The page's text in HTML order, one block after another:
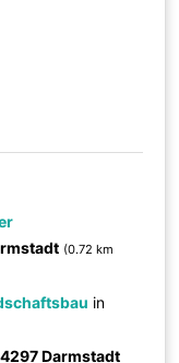
(0.72 km
in
Darmstadt